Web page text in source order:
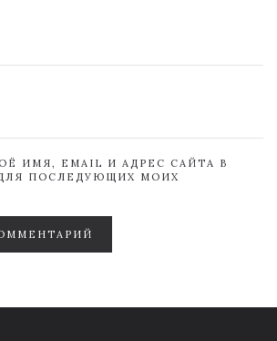
ИМЯ, EMAIL И АДРЕС САЙТА В
ПОСЛЕДУЮЩИХ МОИХ